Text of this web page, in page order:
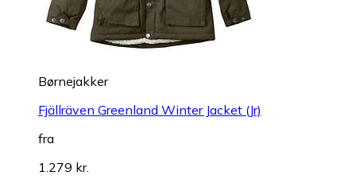
Børnejakker
Fjällräven Greenland Winter Jacket (Jr)
fra
1.279 kr.